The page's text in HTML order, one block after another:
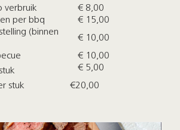
verbruik
€ 8,00
per bbq
€ 15,00
(binnen
€ 10,00
€ 10,00
€ 5,00
per stuk €20,00